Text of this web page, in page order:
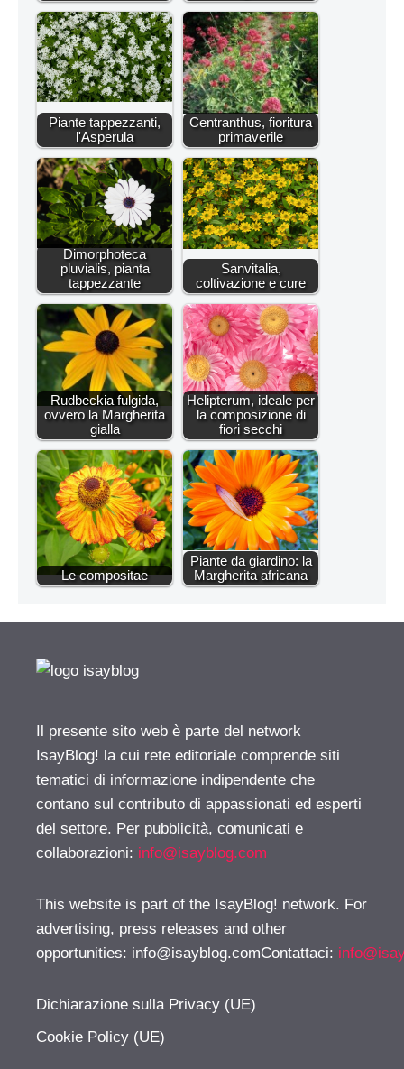
Piante tappezzanti,
l'Asperula
Centranthus, fioritura
primaverile
Dimorphoteca
pluvialis, pianta
tappezzante
Sanvitalia,
coltivazione e cure
Rudbeckia fulgida,
ovvero la Margherita
gialla
Helipterum, ideale per
la composizione di
fiori secchi
Le compositae
Piante da giardino: la
Margherita africana
Il presente sito web è parte del network
IsayBlog! la cui rete editoriale comprende siti
tematici di informazione indipendente che
contano sul contributo di appassionati ed esperti
del settore. Per pubblicità, comunicati e
collaborazioni: info@isayblog.com
This website is part of the IsayBlog! network. For
advertising, press releases and other
opportunities: info@isayblog.comContattaci:
Dichiarazione sulla Privacy (UE)
Cookie Policy (UE)